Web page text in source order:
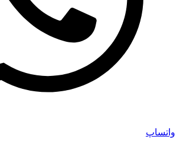
واتساپ